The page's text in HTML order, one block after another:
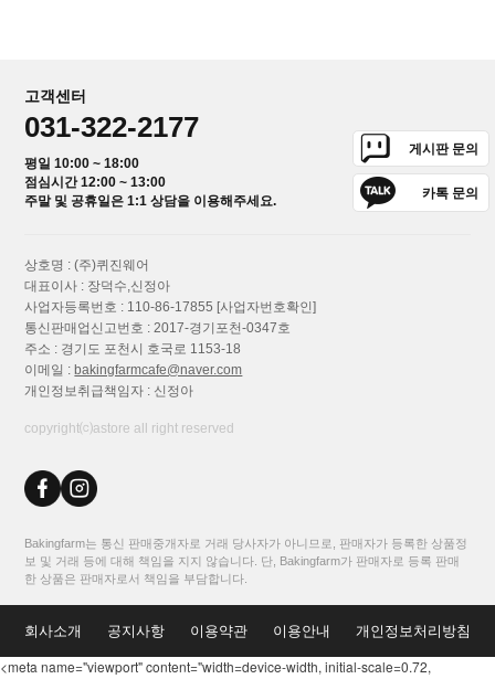
고객센터
031-322-2177
평일 10:00 ~ 18:00
점심시간 12:00 ~ 13:00
주말 및 공휴일은 1:1 상담을 이용해주세요.
게시판 문의
카톡 문의
상호명 : (주)퀴진웨어
대표이사 : 장덕수,신정아
사업자등록번호 : 110-86-17855 [사업자번호확인]
통신판매업신고번호 : 2017-경기포천-0347호
주소 : 경기도 포천시 호국로 1153-18
이메일 : bakingfarmcafe@naver.com
개인정보취급책임자 : 신정아
copyright⒞astore all right reserved
Bakingfarm는 통신 판매중개자로 거래 당사자가 아니므로, 판매자가 등록한 상품정
보 및 거래 등에 대해 책임을 지지 않습니다. 단, Bakingfarm가 판매자로 등록 판매
한 상품은 판매자로서 책임을 부담합니다.
회사소개 공지사항 이용약관 이용안내 개인정보처리방침
<meta name="viewport" content="width=device-width, initial-scale=0.72,